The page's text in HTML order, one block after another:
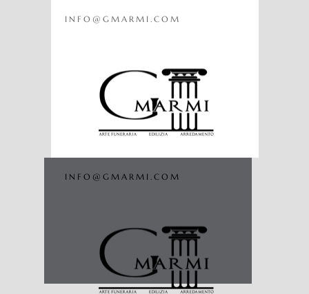
INFO@GMARMI.COM
INFO@GMARMI.COM